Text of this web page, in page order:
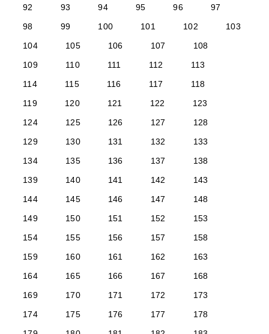
92
93 94 95 96
97
98
99 100 101 102
103
104
105 106 107
108
109
110 111 112
113
114
115 116 117
118
119
120 121 122
123
124
125 126 127
128
129
130 131 132
133
134
135 136 137
138
139
140 141 142
143
144
145 146 147
148
149
150 151 152
153
154
155 156 157
158
159
160 161 162
163
164
165 166 167
168
169
170 171 172
173
174
175 176 177
178